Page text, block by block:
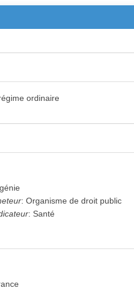
ordinaire
:Organisme de droit public
: Santé